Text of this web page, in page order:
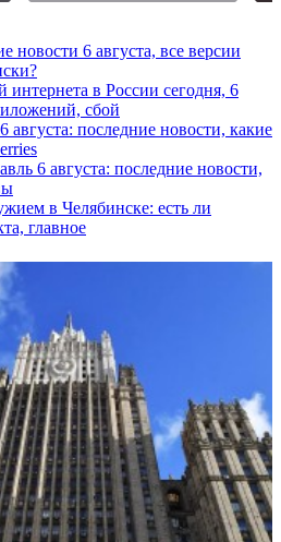
новости 6 августа, все версии
интернета в России сегодня, 6
сбой
последние новости, какие
6 августа: последние новости,
в Челябинске: есть ли
главное